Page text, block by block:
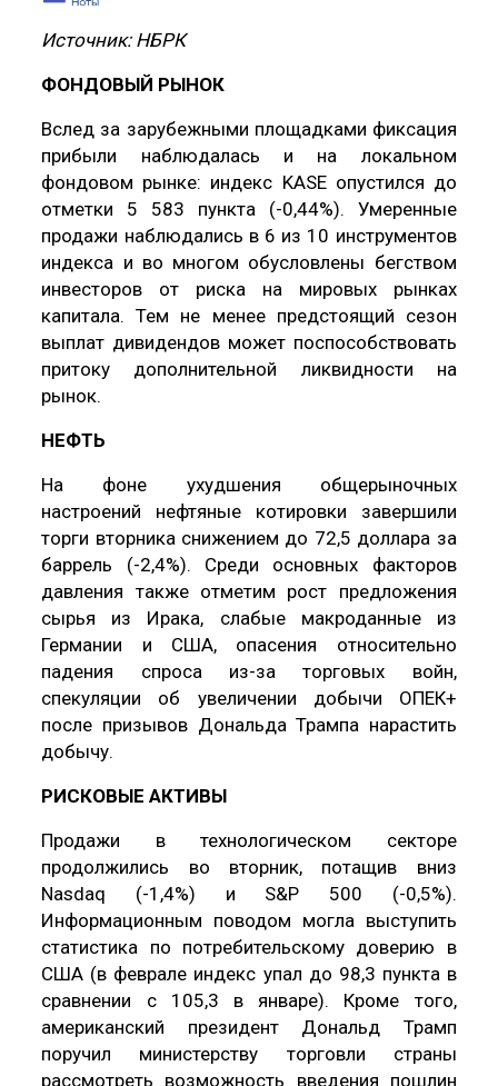
Источник: НБРК
ФОНДОВЫЙ РЫНОК
Вслед за зарубежными площадками фиксация
прибыли наблюдалась и на локальном
фондовом рынке: индекс KASE опустился до
отметки 5 583 пункта (-0,44%). Умеренные
продажи наблюдались в 6 из 10 инструментов
индекса и во многом обусловлены бегством
инвесторов от риска на мировых рынках
капитала. Тем не менее предстоящий сезон
выплат дивидендов может поспособствовать
притоку дополнительной ликвидности на
рынок.
НЕФТЬ
На фоне ухудшения общерыночных
настроений нефтяные котировки завершили
торги вторника снижением до 72,5 доллара за
баррель (-2,4%). Среди основных факторов
давления также отметим рост предложения
сырья из Ирака, слабые макроданные из
Германии и США, опасения относительно
падения спроса из-за торговых войн,
спекуляции об увеличении добычи ОПЕК+
после призывов Дональда Трампа нарастить
добычу.
РИСКОВЫЕ АКТИВЫ
Продажи в технологическом секторе
продолжились во вторник, потащив вниз
Nasdaq (-1,4%) и S&P 500 (-0,5%).
Информационным поводом могла выступить
статистика по потребительскому доверию в
США (в феврале индекс упал до 98,3 пункта в
сравнении с 105,3 в январе). Кроме того,
американский президент Дональд Трамп
поручил министерству торговли страны
рассмотреть возможность введения пошлин